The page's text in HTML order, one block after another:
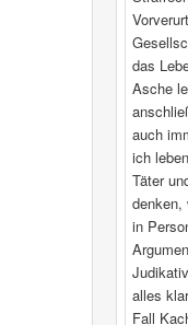
das
Asche
auch
ich
Täter
denken,
in
alles
Fall